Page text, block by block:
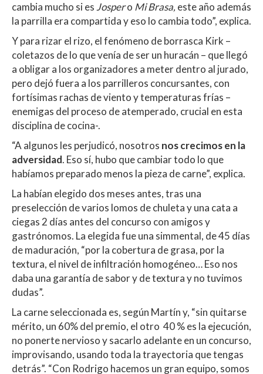
cambia mucho si es Jospero Mi Brasa, este año además
la parrilla era compartida y eso lo cambia todo”, explica.
Y para rizar el rizo, el fenómeno de borrasca Kirk –
coletazos de lo que venía de ser un huracán – que llegó
a obligar a los organizadores a meter dentro al jurado,
pero dejó fuera a los parrilleros concursantes, con
fortísimas rachas de viento y temperaturas frías –
enemigas del proceso de atemperado, crucial en esta
disciplina de cocina-.
“A algunos les perjudicó, nosotros nos crecimos en la
adversidad. Eso sí, hubo que cambiar todo lo que
habíamos preparado menos la pieza de carne”, explica.
La habían elegido dos meses antes, tras una
preselección de varios lomos de chuleta y una cata a
ciegas 2 días antes del concurso con amigos y
gastrónomos. La elegida fue una simmental, de 45 días
de maduración, “por la cobertura de grasa, por la
textura, el nivel de infiltración homogéneo… Eso nos
daba una garantía de sabor y de textura y no tuvimos
dudas”.
La carne seleccionada es, según Martín y, “sin quitarse
mérito, un 60% del premio, el otro 40 % es la ejecución,
no ponerte nervioso y sacarlo adelante en un concurso,
improvisando, usando toda la trayectoria que tengas
detrás”. “Con Rodrigo hacemos un gran equipo, somos